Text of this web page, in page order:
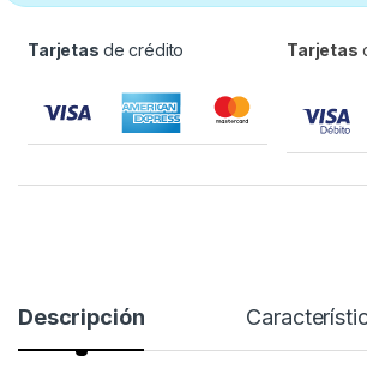
Tarjetas de crédito Tarjetas
Descripción